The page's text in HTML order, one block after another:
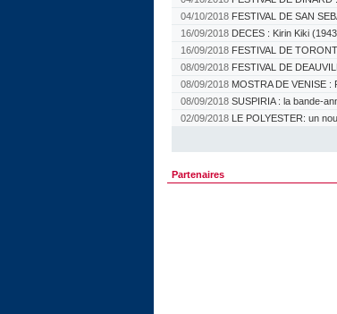
04/10/2018 FESTIVAL DE SAN
16/09/2018 DECES : Kirin Kiki
16/09/2018 FESTIVAL DE
08/09/2018 FESTIVAL DE
08/09/2018 MOSTRA DE VENISE :
08/09/2018 SUSPIRIA : la bande-
02/09/2018 LE POLYESTER: un
Partenaires